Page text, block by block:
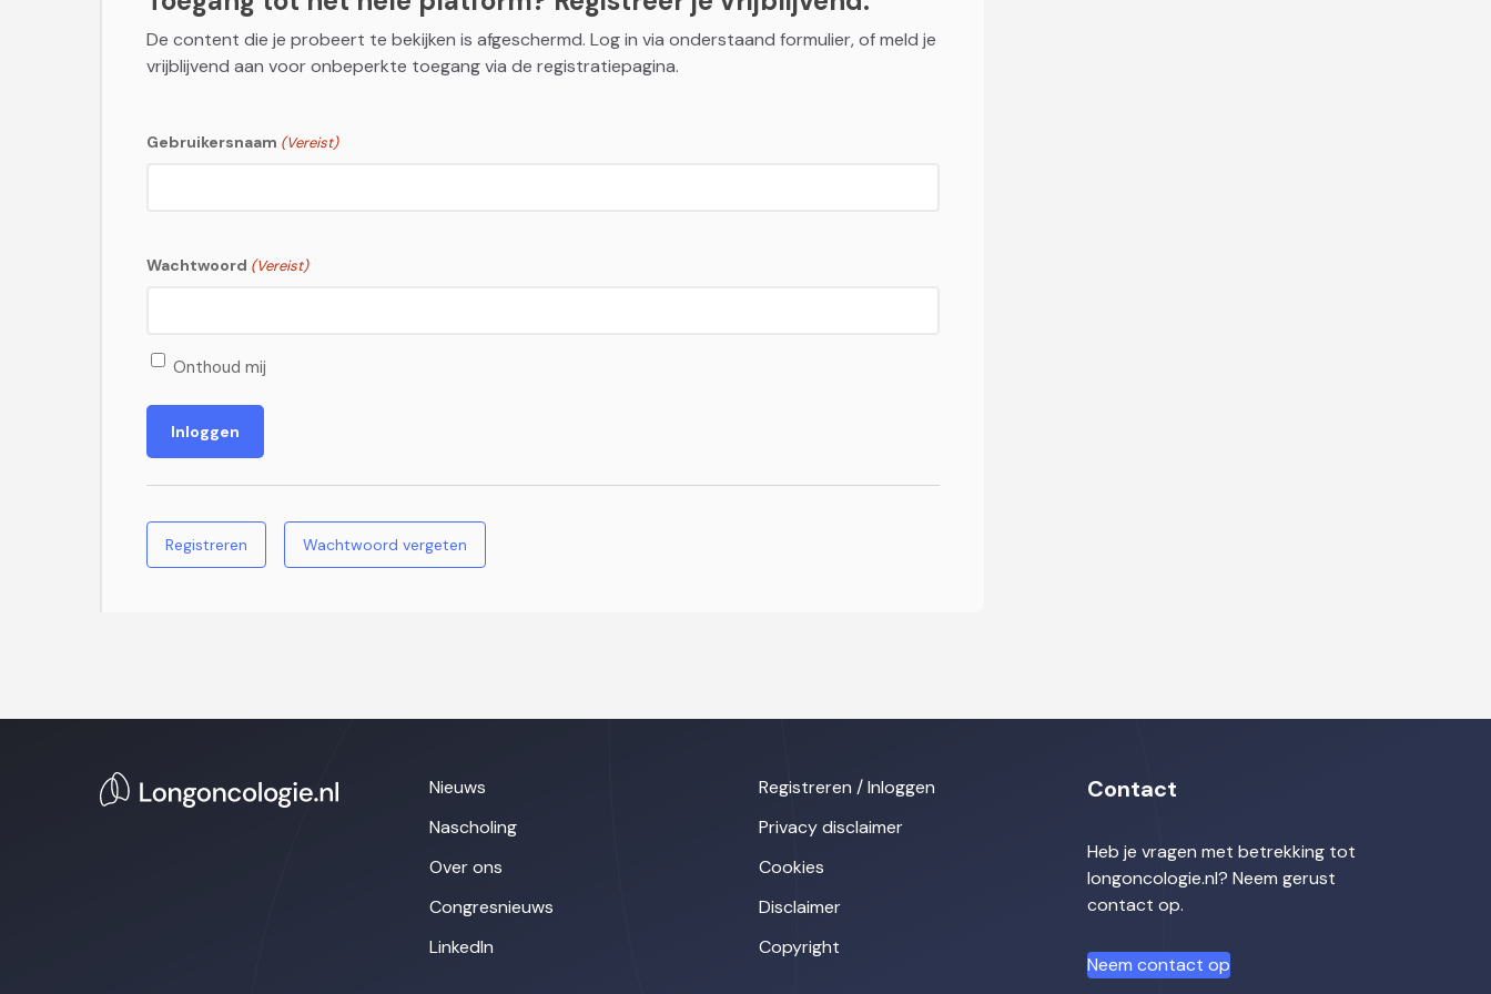
De content die je probeert te bekijken is afgeschermd. Log in via onderstaand formulier, of meld je
vrijblijvend aan voor onbeperkte toegang via de registratiepagina.
Gebruikersnaam (Vereist)
Wachtwoord (Vereist)
Onthoud mij
Registreren Wachtwoord vergeten
Nieuws
Nascholing
Over ons
Congresnieuws
LinkedIn
Registreren / Inloggen
Privacy disclaimer
Cookies
Disclaimer
Copyright
Contact
Heb je vragen met betrekking tot
longoncologie.nl? Neem gerust
contact op.
Neem contact op